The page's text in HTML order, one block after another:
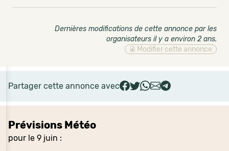
Prévisions Météo
pour le 9 juin :
Dernières modifications de cette annonce par les
organisateurs il y a environ 2 ans.
Modifier cette annonce
Partager cette annonce avec